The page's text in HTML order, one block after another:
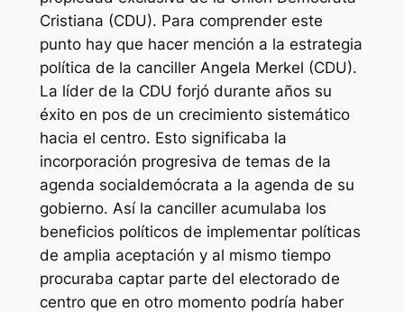
Cristiana (CDU). Para comprender este
punto hay que hacer mención a la estrategia
política de la canciller Angela Merkel (CDU).
La líder de la CDU forjó durante años su
éxito en pos de un crecimiento sistemático
hacia el centro. Esto significaba la
incorporación progresiva de temas de la
agenda socialdemócrata a la agenda de su
gobierno. Así la canciller acumulaba los
beneficios políticos de implementar políticas
de amplia aceptación y al mismo tiempo
procuraba captar parte del electorado de
centro que en otro momento podría haber